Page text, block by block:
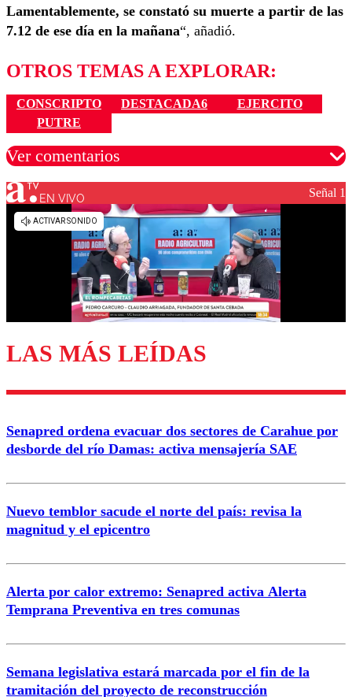
Lamentablemente, se constató su muerte a partir de las
7.12 de ese día en la mañana“, añadió.
OTROS TEMAS A EXPLORAR:
CONSCRIPTO DESTACADA6
EJERCITO
PUTRE
Ver comentarios
Los comentarios son moderados para garantizar un
diálogo respetuoso.
Enviar comentario
EN VIVO Señal 1
LAS MÁS LEÍDAS
Senapred ordena evacuar dos sectores de Carahue por
desborde del río Damas: activa mensajería SAE
Nuevo temblor sacude el norte del país: revisa la
magnitud y el epicentro
Alerta por calor extremo: Senapred activa Alerta
Temprana Preventiva en tres comunas
Semana legislativa estará marcada por el fin de la
tramitación del proyecto de reconstrucción